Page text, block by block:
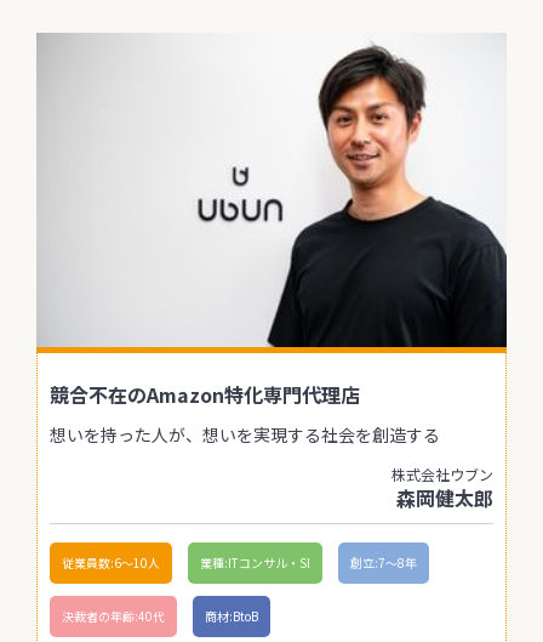
競合不在のAmazon特化専門代理店
想いを持った人が、想いを実現する社会を創造する
株式会社ウブン
森岡健太郎
従業員数:6～10人 業種:ITコンサル・SI 創立:7〜8年
決裁者の年齢:40代 商材:BtoB